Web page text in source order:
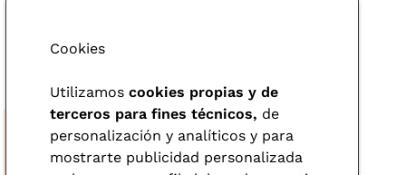
Cookies
Utilizamos cookies propias y de
terceros para fines técnicos, de
personalización y analíticos y para
mostrarte publicidad personalizada